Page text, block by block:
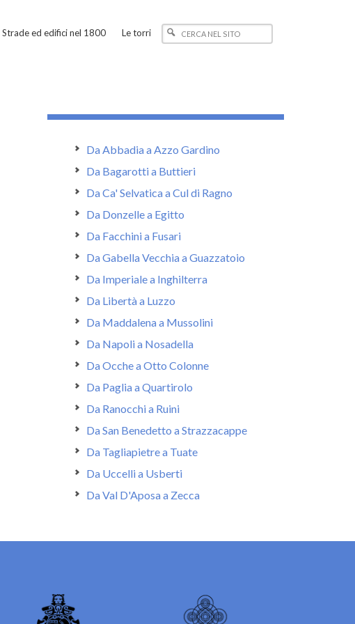
Strade ed edifici nel 1800 Le torri
Da Abbadia a Azzo Gardino
Da Bagarotti a Buttieri
Da Ca' Selvatica a Cul di Ragno
Da Donzelle a Egitto
Da Facchini a Fusari
Da Gabella Vecchia a Guazzatoio
Da Imperiale a Inghilterra
Da Libertà a Luzzo
Da Maddalena a Mussolini
Da Napoli a Nosadella
Da Ocche a Otto Colonne
Da Paglia a Quartirolo
Da Ranocchi a Ruini
Da San Benedetto a Strazzacappe
Da Tagliapietre a Tuate
Da Uccelli a Usberti
Da Val D'Aposa a Zecca